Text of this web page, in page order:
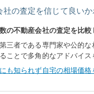
社の査定を信じて良い
の不動産会社の査定を比較
三者である専門家や公的な
ことで多角的なアドバイス
も知られず自宅の相場価格